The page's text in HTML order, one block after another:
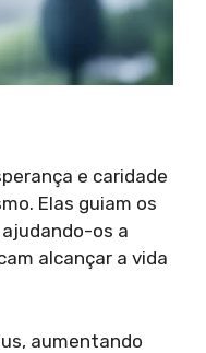
e caridade
Elas guiam os
os a
alcançar a vida
aumentando